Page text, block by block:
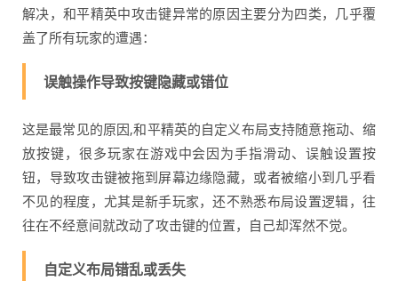
解决，和平精英中攻击键异常的原因主要分为四类，几乎覆
盖了所有玩家的遭遇：
误触操作导致按键隐藏或错位
这是最常见的原因,和平精英的自定义布局支持随意拖动、缩
放按键，很多玩家在游戏中会因为手指滑动、误触设置按
钮，导致攻击键被拖到屏幕边缘隐藏，或者被缩小到几乎看
不见的程度，尤其是新手玩家，还不熟悉布局设置逻辑，往
往在不经意间就改动了攻击键的位置，自己却浑然不觉。
自定义布局错乱或丢失